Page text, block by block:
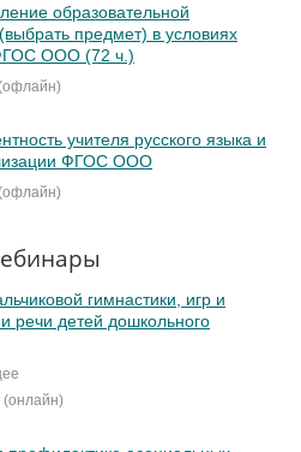
образовательной
предмет) в условиях
ООО (72 ч.)
учителя русского языка и
ФГОС ООО
гимнастики, игр и
речи детей дошкольного
(онлайн)